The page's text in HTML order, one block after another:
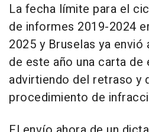
La fecha límite para el
de informes 2019-2024
2025 y Bruselas ya envió
de este año una carta
advirtiendo del retraso y
procedimiento de